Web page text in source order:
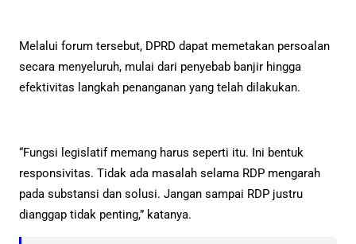
Melalui forum tersebut, DPRD dapat memetakan persoalan
secara menyeluruh, mulai dari penyebab banjir hingga
efektivitas langkah penanganan yang telah dilakukan.
“Fungsi legislatif memang harus seperti itu. Ini bentuk
responsivitas. Tidak ada masalah selama RDP mengarah
pada substansi dan solusi. Jangan sampai RDP justru
dianggap tidak penting,” katanya.